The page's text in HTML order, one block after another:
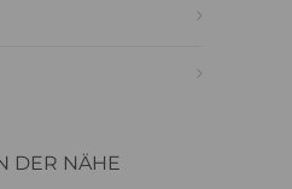
DER NÄHE